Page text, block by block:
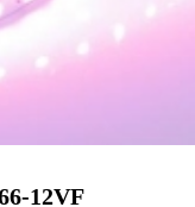
12VF